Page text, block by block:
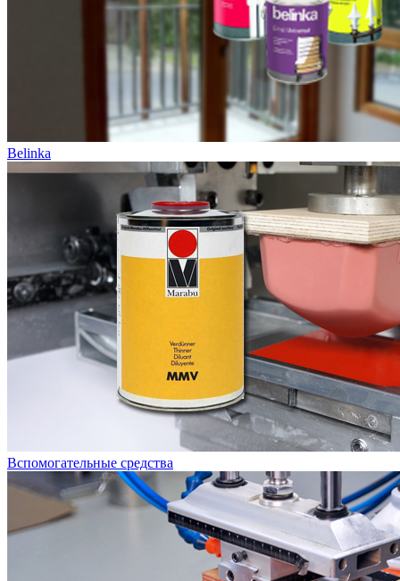
Belinka
Вспомогательные средства